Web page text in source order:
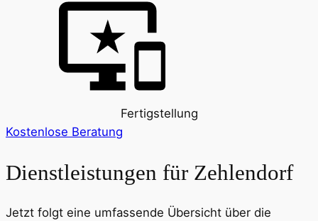
Fertigstellung
Kostenlose Beratung
Dienstleistungen für Zehlendorf
Jetzt folgt eine umfassende Übersicht über die